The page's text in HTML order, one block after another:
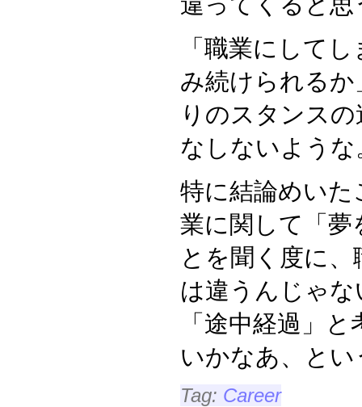
「職業にして
み続けられる
りのスタンス
なしないような
特に結論めい
業に関して「
とを聞く度に
は違うんじゃ
「途中経過」
いかなあ、と
Tag: Career